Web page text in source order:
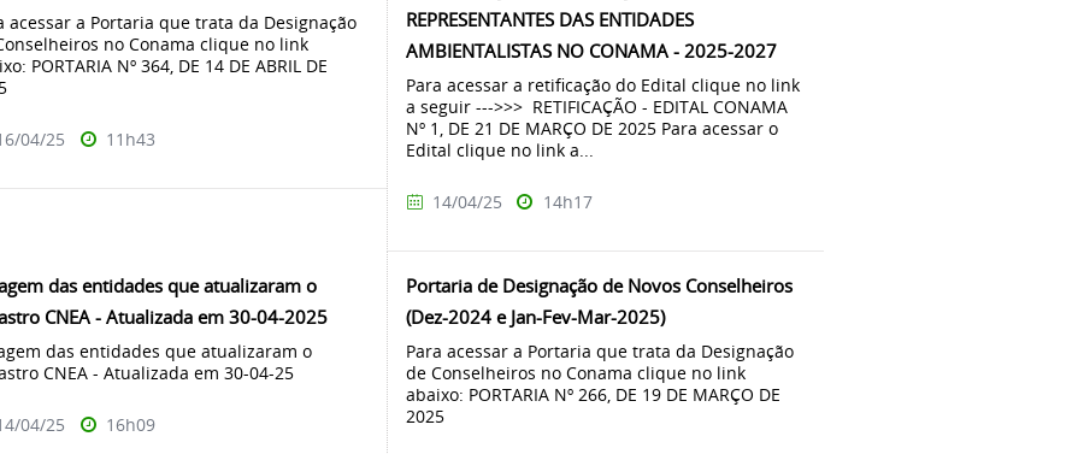
acessar a Portaria que trata da Designação
no Conama clique no link
PORTARIA Nº 364, DE 14 DE ABRIL DE
04/25 11h43
REPRESENTANTES DAS ENTIDADES
AMBIENTALISTAS NO CONAMA - 2025-2027
Para acessar a retificação do Edital clique no link
a seguir --->>> RETIFICAÇÃO - EDITAL CONAMA
Nº 1, DE 21 DE MARÇO DE 2025 Para acessar o
Edital clique no link a...
14/04/25 14h17
das entidades que atualizaram o
CNEA - Atualizada em 30-04-2025
das entidades que atualizaram o
CNEA - Atualizada em 30-04-25
04/25 16h09
Portaria de Designação de Novos Conselheiros
(Dez-2024 e Jan-Fev-Mar-2025)
Para acessar a Portaria que trata da Designação
de Conselheiros no Conama clique no link
abaixo: PORTARIA Nº 266, DE 19 DE MARÇO DE
2025